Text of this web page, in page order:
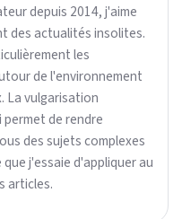
depuis 2014, j'aime
des actualités insolites.
les
de l'environnement
La vulgarisation
de rendre
des sujets complexes
j'essaie d'appliquer au
articles.